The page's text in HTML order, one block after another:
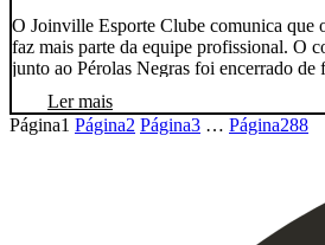
O Joinville Esporte Clube comunica que
faz mais parte da equipe profissional. O
junto ao Pérolas Negras foi encerrado de
comum acordo entre as partes. O clube
de sua carreira.
Ler mais
Página1 Página2 Página3 … Página288